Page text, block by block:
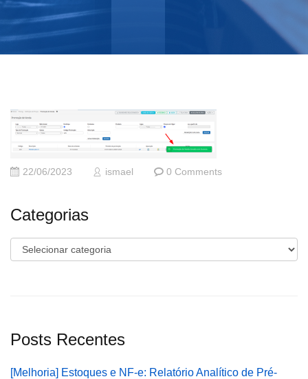
22/06/2023 ismael 0 Comments
Categorias
Categorias
Posts Recentes
[Melhoria] Estoques e NF-e: Relatório Analítico de Pré-